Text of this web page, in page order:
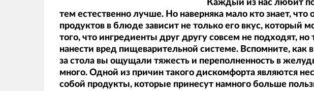
Каждый из нас любит
тем естественно лучше. Но наверняка мало кто знает, что
продуктов в блюде зависит не только его вкус, который
того, что ингредиенты друг другу совсем не подходят,
нанести вред пищеварительной системе. Вспомните, как
за стола вы ощущали тяжесть и переполненность в
много. Одной из причин такого дискомфорта являются
собой продукты, которые принесут намного больше